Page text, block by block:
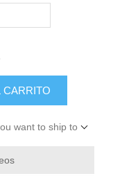
want to ship to